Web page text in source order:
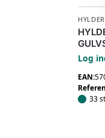
HYLDER
Log
EAN:
33